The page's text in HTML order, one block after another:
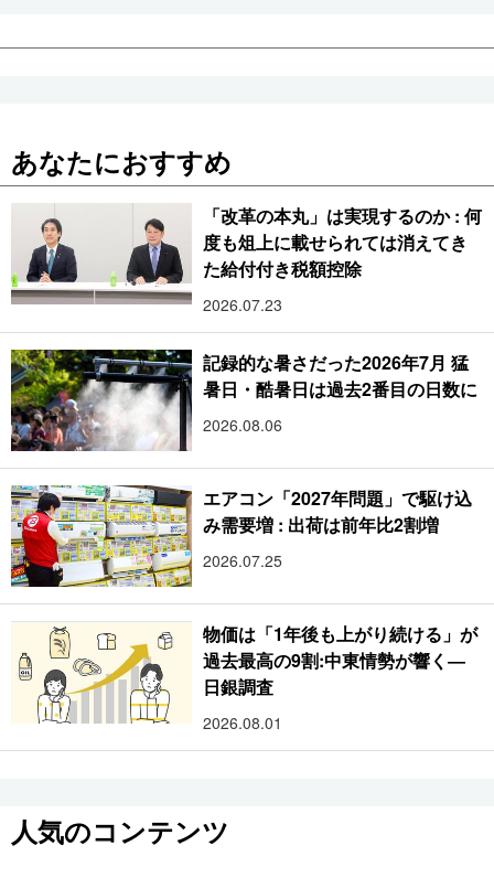
あなたにおすすめ
「改革の本丸」は実現するのか : 何
度も俎上に載せられては消えてき
た給付付き税額控除
2026.07.23
記録的な暑さだった2026年7月 猛
暑日・酷暑日は過去2番目の日数に
2026.08.06
エアコン「2027年問題」で駆け込
み需要増 : 出荷は前年比2割増
2026.07.25
物価は「1年後も上がり続ける」が
過去最高の9割:中東情勢が響く―
日銀調査
2026.08.01
人気のコンテンツ